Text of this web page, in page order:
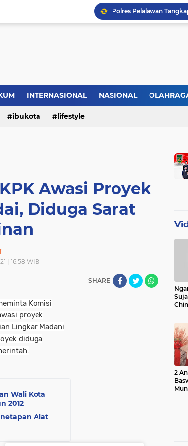
INTERNASIONAL NASIONAL
ibukota lifestyle
Awasi Proyek
Diduga Sarat
| 16:58 WIB
SHARE
Komisi
proyek
Lingkar Madani
diduga
Wali Kota
2012
Alat
2